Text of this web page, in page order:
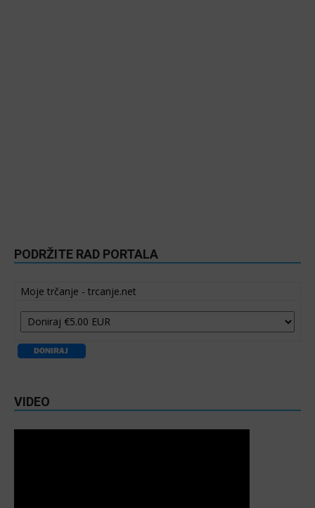
PODRŽITE RAD PORTALA
Moje trčanje - trcanje.net
VIDEO